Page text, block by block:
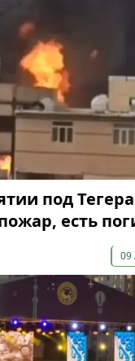
под
есть
09